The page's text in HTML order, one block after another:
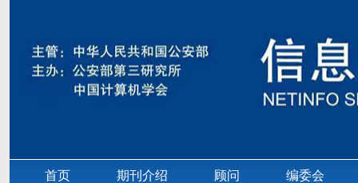
首页 期刊介绍 顾问 编委会